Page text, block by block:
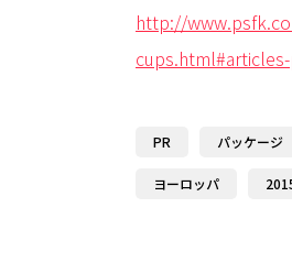
http://
PR パッケージ
ヨーロッパ